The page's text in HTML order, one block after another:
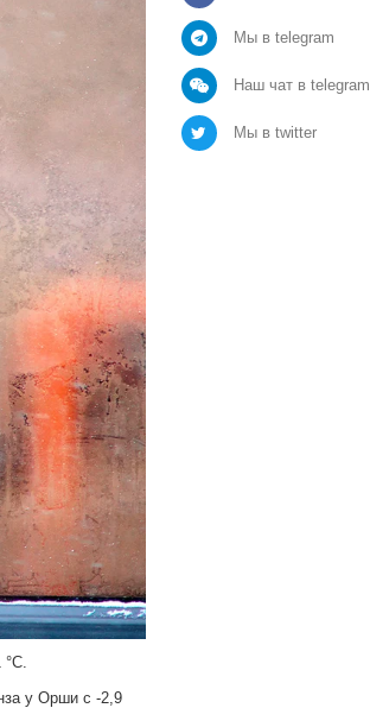
у Орши с -2,9
Мы в telegram
Наш чат в telegram
Мы в twitter